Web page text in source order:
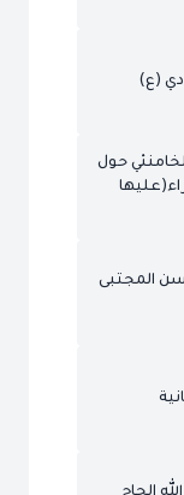
(ع)
حول
المجتبى